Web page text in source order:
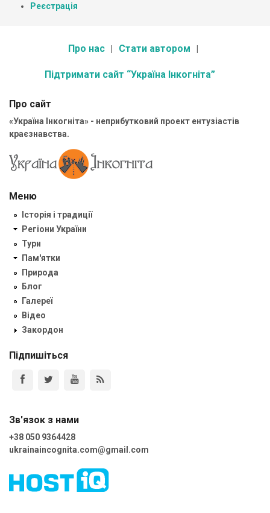
Реєстрація
Про нас Стати автором
Підтримати сайт “Україна Інкогніта”
Про сайт
«Україна Інкогніта» - неприбутковий проект ентузіастів
краєзнавства.
Меню
Історія і традиції
Регіони України
Тури
Пам'ятки
Природа
Блог
Галереї
Відео
Закордон
Підпишіться
Зв'язок з нами
+38 050 9364428
ukrainaincognita.com@gmail.com